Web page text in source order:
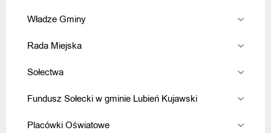
Władze Gminy
Rada Miejska
Sołectwa
Fundusz Sołecki w gminie Lubień Kujawski
Placówki Oświatowe